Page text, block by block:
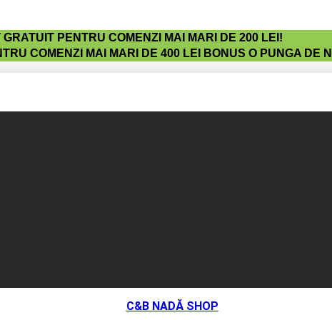
PENTRU COMENZI MAI MARI DE 200 LEI!
COMENZI MAI MARI DE 400 LEI BONUS O PUNGA DE
C&B NADĂ SHOP